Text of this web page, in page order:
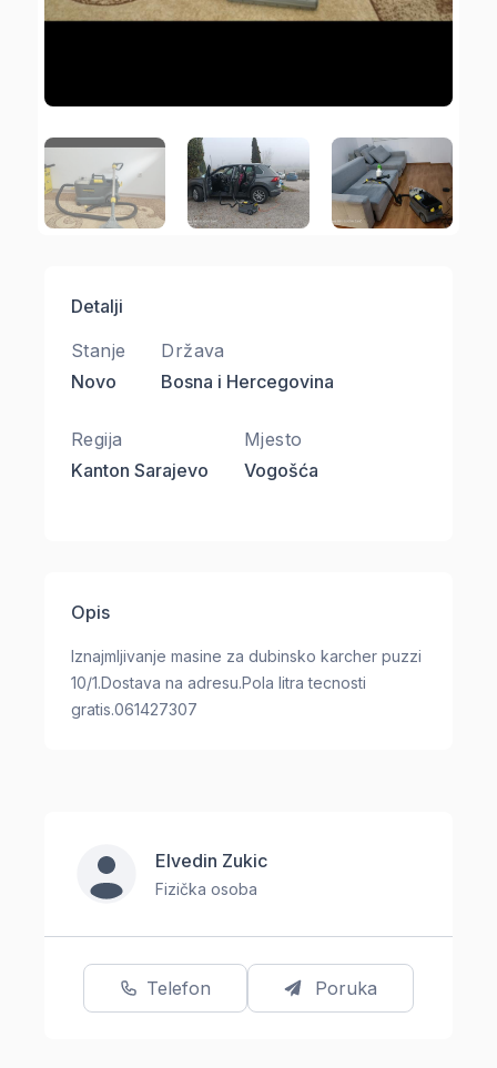
Detalji
Stanje
Novo
Država
Bosna i Hercegovina
Regija
Kanton Sarajevo
Mjesto
Vogošća
Opis
Iznajmljivanje masine za dubinsko karcher puzzi
10/1.Dostava na adresu.Pola litra tecnosti
gratis.061427307
Elvedin Zukic
Fizička osoba
Telefon Poruka